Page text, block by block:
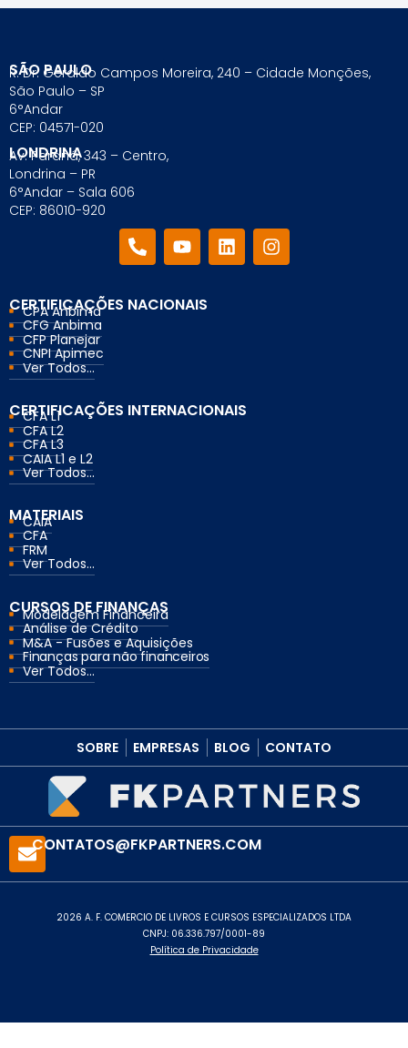
SÃO PAULO
R. Dr. Geraldo Campos Moreira, 240 – Cidade Monções,
São Paulo – SP
6°Andar
CEP: 04571-020
LONDRINA
Av. Paraná, 343 – Centro,
Londrina – PR
6°Andar – Sala 606
CEP: 86010-920
CERTIFICAÇÕES NACIONAIS
CPA Anbima
CFG Anbima
CFP Planejar
CNPI Apimec
Ver Todos...
CERTIFICAÇÕES INTERNACIONAIS
CFA L1
CFA L2
CFA L3
CAIA L1 e L2
Ver Todos...
MATERIAIS
CAIA
CFA
FRM
Ver Todos...
CURSOS DE FINANÇAS
Modelagem Financeira
Análise de Crédito
M&A - Fusões e Aquisições
Finanças para não financeiros
Ver Todos...
SOBRE EMPRESAS BLOG CONTATO
CONTATOS@FKPARTNERS.COM
2026 A. F. COMERCIO DE LIVROS E CURSOS ESPECIALIZADOS LTDA
CNPJ: 06.336.797/0001-89
Política de Privacidade